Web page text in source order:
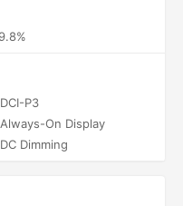
P3
On Display
Dimming